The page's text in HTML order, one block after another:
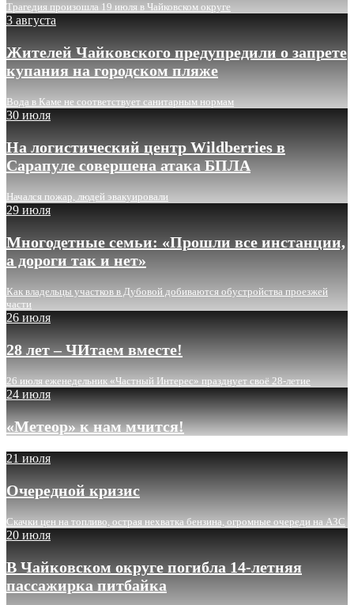
Трагедия произошла 19 июля в Чайковском округе
3 августа
Жителей Чайковского предупредили о запрете
купания на городском пляже
Вода в Каме не соответствует санитарным нормам
30 июля
На логистический центр Wildberries в
Сарапуле совершена атака БПЛА
Начался пожар, людей эвакуировали
29 июля
Многодетные семьи: «Прошли все инстанции,
а дороги так и нет»
Как владельцы участков в Дубовой добиваются обустройства проезжей
части
26 июля
28 лет – ЧИтаем вместе!
26 июля еженедельник «Частный Интерес» празднует своё 28-летие
24 июля
«Метеор» к нам мчится!
21 июля
Очередной кризис
Скачки цен на топливо, острая нехватка бензина, огромные очереди на АЗС
20 июля
В Чайковском округе погибла 14-летняя
пассажирка питбайка